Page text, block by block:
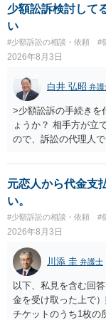
し、やむを得ず、返
を求める民事訴訟、
いても併せて請求す
は、貴殿自らが契約
求めるものにすぎま
の内部事情は、私に
及ぼすものではあり
せることなく、誠意
く求めます。 以上
少額訟訴検討して
い
#少額訴訟の相談・依頼 #
2026年8月3日
白井 弘昭 弁護
>少額訟訴の手続きを
ょうか？ 相手方が立
ので、訴訟の代理人
ている場合は、相手
代理人が就いていた
場合も）、裁判所が
受任するかを聞いた
直接被告に送達する
ります。 ラインのや
かではありません。
に委任するかも疑わ
う。 何か本人を示す
情報を割り出してい
元恋人から代金支
い。
#少額訴訟の相談・依頼 #
2026年8月3日
川添 圭 弁護士
以下、私見を含む回
金を受け取った上で
チケットのうち1枚の